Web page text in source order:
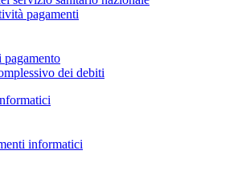
pagamenti
dei debiti
informatici